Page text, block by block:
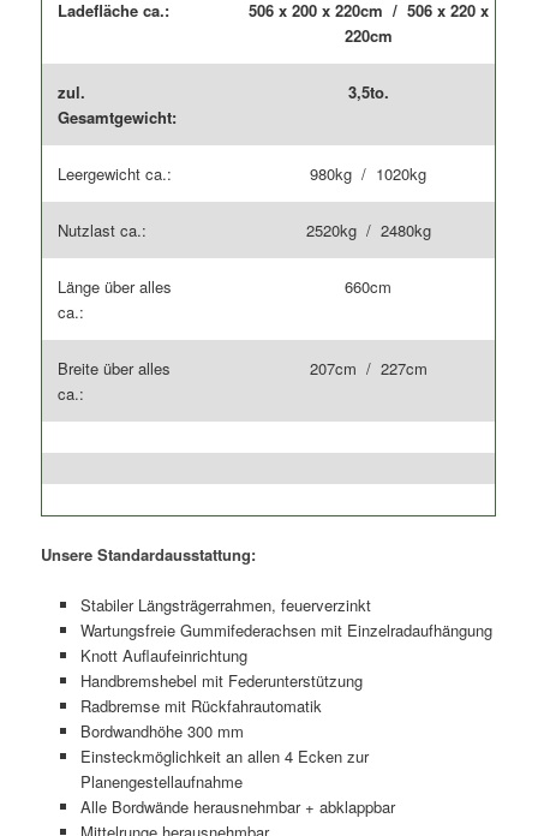
Menge
Ladefläche ca.:
506 x 200 x 220cm / 506 x 220 x
220cm
zul.
Gesamtgewicht:
3,5to.
Leergewicht ca.: 980kg / 1020kg
Nutzlast ca.: 2520kg / 2480kg
Länge über alles
ca.:
660cm
Breite über alles
ca.:
207cm / 227cm
Unsere Standardausstattung:
Stabiler Längsträgerrahmen, feuerverzinkt
Wartungsfreie Gummifederachsen mit Einzelradaufhängung
Knott Auflaufeinrichtung
Handbremshebel mit Federunterstützung
Radbremse mit Rückfahrautomatik
Bordwandhöhe 300 mm
Einsteckmöglichkeit an allen 4 Ecken zur
Planengestellaufnahme
Alle Bordwände herausnehmbar + abklappbar